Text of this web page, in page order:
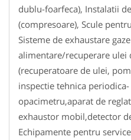
dublu-foarfeca), Instalatii
(compresoare), Scule
Sisteme de exhaustare
alimentare/recuperare ulei
(recuperatoare de ulei,
inspectie tehnica periodica-
opacimetru,aparat de
exhaustor mobil,detector
Echipamente pentru